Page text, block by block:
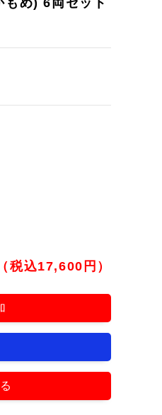
もめ) 6両セット
税込17,600円）